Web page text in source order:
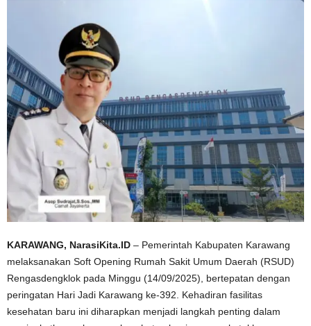
KARAWANG, NarasiKita.ID – Pemerintah Kabupaten Karawang
melaksanakan Soft Opening Rumah Sakit Umum Daerah (RSUD)
Rengasdengklok pada Minggu (14/09/2025), bertepatan dengan
peringatan Hari Jadi Karawang ke-392. Kehadiran fasilitas
kesehatan baru ini diharapkan menjadi langkah penting dalam